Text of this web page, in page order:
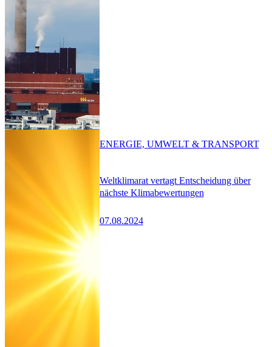
Weltklimarat vertagt Entscheidung über
nächste Klimabewertungen
07.08.2024
ENERGIE, UMWELT & TRANSPORT